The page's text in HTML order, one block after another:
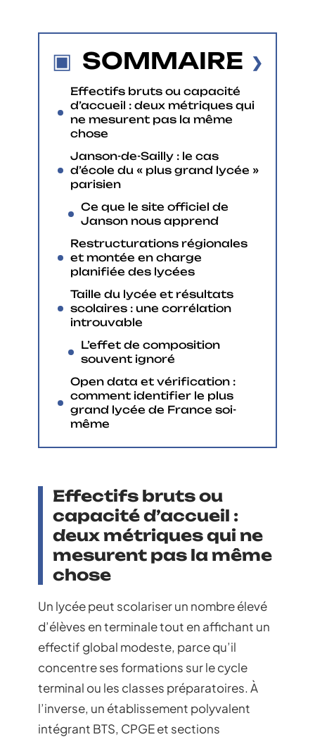
SOMMAIRE
Effectifs bruts ou capacité
d’accueil : deux métriques qui
ne mesurent pas la même
chose
Janson-de-Sailly : le cas
d’école du « plus grand lycée »
parisien
Ce que le site officiel de
Janson nous apprend
Restructurations régionales
et montée en charge
planifiée des lycées
Taille du lycée et résultats
scolaires : une corrélation
introuvable
L’effet de composition
souvent ignoré
Open data et vérification :
comment identifier le plus
grand lycée de France soi-
même
Effectifs bruts ou
capacité d’accueil :
deux métriques qui ne
mesurent pas la même
chose
Un lycée peut scolariser un nombre élevé
d’élèves en terminale tout en affichant un
effectif global modeste, parce qu’il
concentre ses formations sur le cycle
terminal ou les classes préparatoires. À
l’inverse, un établissement polyvalent
intégrant BTS, CPGE et sections